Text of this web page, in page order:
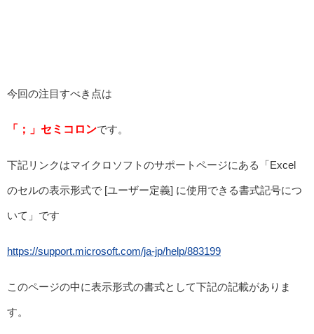
今回の注目すべき点は
「；」セミコロンです。
下記リンクはマイクロソフトのサポートページにある「Excel
のセルの表示形式で [ユーザー定義] に使用できる書式記号につ
いて」です
https://support.microsoft.com/ja-jp/help/883199
このページの中に表示形式の書式として下記の記載がありま
す。